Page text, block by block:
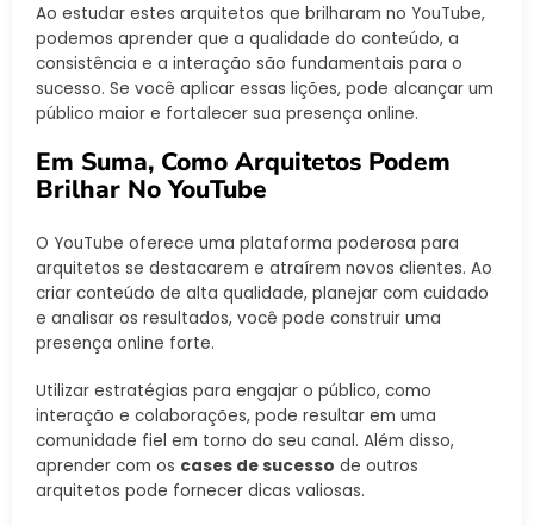
Ao estudar estes arquitetos que brilharam no YouTube,
podemos aprender que a qualidade do conteúdo, a
consistência e a interação são fundamentais para o
sucesso. Se você aplicar essas lições, pode alcançar um
público maior e fortalecer sua presença online.
Em Suma, Como Arquitetos Podem
Brilhar No YouTube
O YouTube oferece uma plataforma poderosa para
arquitetos se destacarem e atraírem novos clientes. Ao
criar conteúdo de alta qualidade, planejar com cuidado
e analisar os resultados, você pode construir uma
presença online forte.
Utilizar estratégias para engajar o público, como
interação e colaborações, pode resultar em uma
comunidade fiel em torno do seu canal. Além disso,
aprender com os cases de sucesso de outros
arquitetos pode fornecer dicas valiosas.